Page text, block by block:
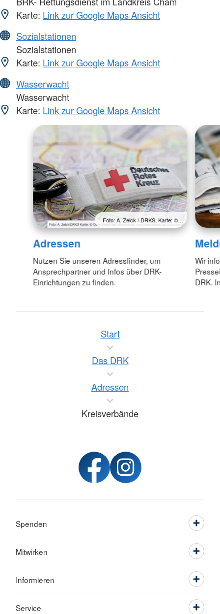
Karte: Link zur Google Maps Ansicht
Sozialstationen
Sozialstationen
Karte: Link zur Google Maps Ansicht
Wasserwacht
Wasserwacht
Karte: Link zur Google Maps Ansicht
Foto: A. Zelck / DRKS, Karte: ©…
Adressen
Nutzen Sie unseren Adressfinder, um
Ansprechpartner und Infos über DRK-
Einrichtungen zu finden.
Wir
DRK.
Start
Das DRK
Adressen
Kreisverbände
Spenden
Mitwirken
Informieren
Service